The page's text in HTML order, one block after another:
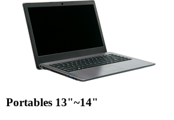
Portables 13"~14"